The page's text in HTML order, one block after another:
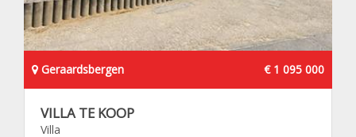
Geraardsbergen € 1 095 000
VILLA TE KOOP
Villa